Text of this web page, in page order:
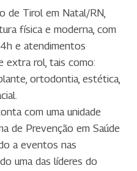
de Tirol em Natal/RN,
física e moderna, com
e atendimentos
extra rol, tais como:
ortodontia, estética,
com uma unidade
de Prevenção em Saúde
a eventos nas
uma das líderes do